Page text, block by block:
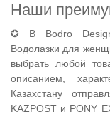
Наши
✪ В Bodro Design
Водолазки для
выбрать любой
описанием,
Казахстану
KAZPOST и PONY